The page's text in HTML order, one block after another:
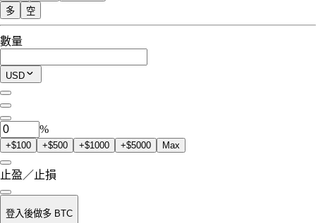
可交易額度
$0.00
當前持倉
0 BTC
多 空
數量
USD
%
+$100 +$500 +$1000 +$5000 Max
止盈／止損
登入後做多 BTC